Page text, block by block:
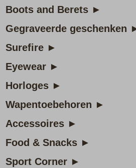
Boots and Berets ►
Gegraveerde geschenken
Surefire ►
Eyewear ►
Horloges ►
Wapentoebehoren ►
Accessoires ►
Food & Snacks ►
Sport Corner ►